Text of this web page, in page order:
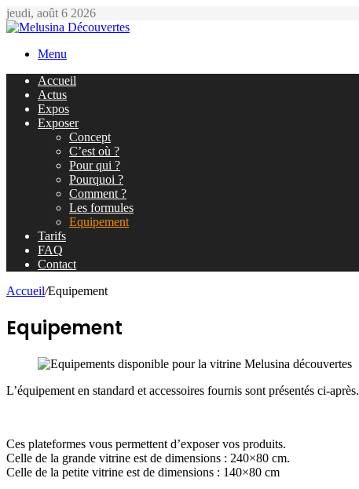
jeudi, août 6 2026
Menu
Accueil
Actus
Expos
Exposer
Concept
C’est où ?
Pour qui ?
Pourquoi ?
Comment ?
Les formules
Equipement
Tarifs
FAQ
Contact
Accueil/Equipement
Equipement
L’équipement en standard et accessoires fournis sont présentés ci-après.
Ces plateformes vous permettent d’exposer vos produits.
Celle de la grande vitrine est de dimensions : 240×80 cm.
Celle de la petite vitrine est de dimensions : 140×80 cm